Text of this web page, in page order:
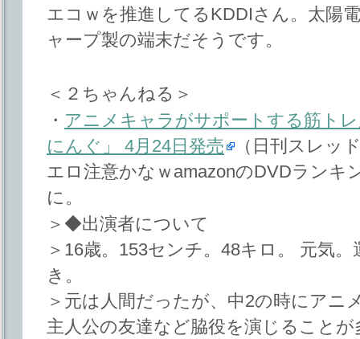
エコｗを推進してるKDDIさん。太陽
ャープ製の端末だそうです。
＜２ちゃんねる＞
・ アニメキャラがサポートする筋ト
にんぐ」 4月24日発売
（日刊スレッ
エロ注意かなｗamazonのDVDランキ
に。
＞◆出演者について
＞16歳。153センチ。48キロ。 元気
き。
＞元は人間だったが、中2の時にアニ
主人公の友達など脇役を演じることが